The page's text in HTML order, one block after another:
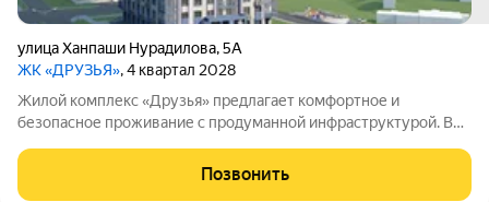
улица Ханпаши Нурадилова,5А
ЖК «ДРУЗЬЯ», 4 квартал 2028
Жилой комплекс «Друзья» предлагает комфортное и
безопасное проживание с продуманной инфраструктурой. Во
проложены велосипедные дорожки, оборудованы детские и
спортивные площадки. Сам дом оснащён
Позвонить